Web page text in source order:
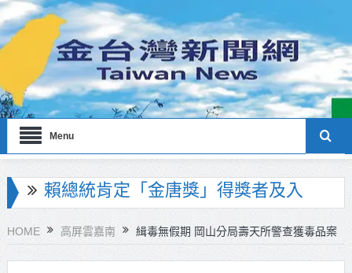
Menu
賴總統肯定「金唐獎」得獎者及入
圍者 允諾完善支持體系
海巡署南部分署主官大換血 蔡順元
勉提升巡防戰力
HOME 高屏雲嘉南 緝毒無假期 岡山分局壽天所警查獲毒品案